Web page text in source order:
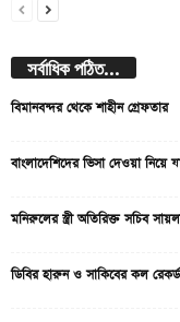
সর্বাধিক পঠিত...
বিমানবন্দর থেকে শাহীন গ্রেফতার
বাংলাদেশিদের ভিসা দেওয়া নিয়ে
মনিরুলের স্ত্রী অতিরিক্ত সচিব
ডিবির হারুন ও সাকিবের কল